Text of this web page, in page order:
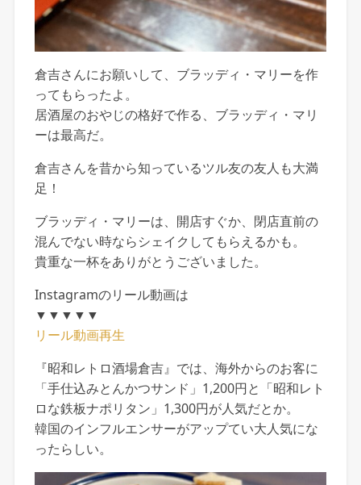
倉吉さんにお願いして、ブラッディ・マリーを作
ってもらったよ。
居酒屋のおやじの格好で作る、ブラッディ・マリ
ーは最高だ。
倉吉さんを昔から知っているツル友の友人も大満
足！
ブラッディ・マリーは、開店すぐか、閉店直前の
混んでない時ならシェイクしてもらえるかも。
貴重な一杯をありがとうございました。
Instagramのリール動画は
▼▼▼▼▼
リール動画再生
『昭和レトロ酒場倉吉』では、海外からのお客に
「手仕込みとんかつサンド」1,200円と「昭和レト
ロな鉄板ナポリタン」1,300円が人気だとか。
韓国のインフルエンサーがアップてい大人気にな
ったらしい。